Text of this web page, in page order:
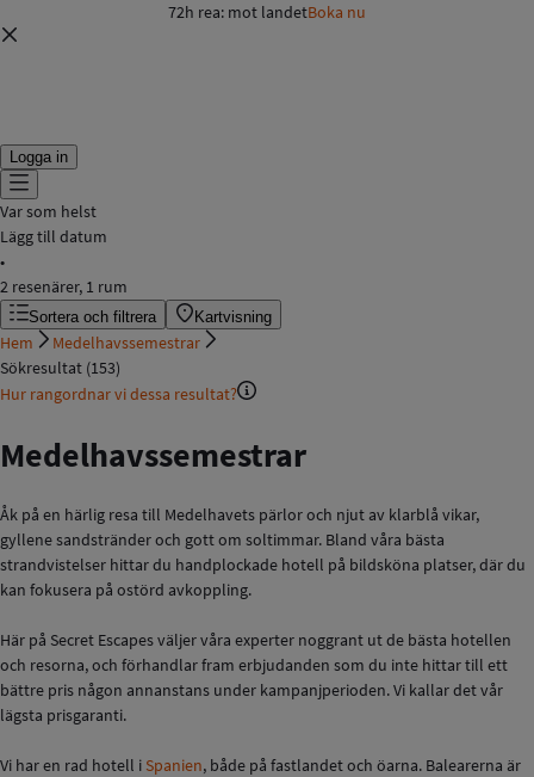
72h rea: mot landetBoka nu
Logga in
Var som helst
Lägg till datum
•
2 resenärer, 1 rum
Sortera och filtrera Kartvisning
Hem
Medelhavssemestrar
Sökresultat (153)
Hur rangordnar vi dessa resultat?
Medelhavssemestrar
Åk på en härlig resa till Medelhavets pärlor och njut av klarblå vikar,
gyllene sandstränder och gott om soltimmar. Bland våra bästa
strandvistelser hittar du handplockade hotell på bildsköna platser, där du
kan fokusera på ostörd avkoppling.
Här på Secret Escapes väljer våra experter noggrant ut de bästa hotellen
och resorna, och förhandlar fram erbjudanden som du inte hittar till ett
bättre pris någon annanstans under kampanjperioden. Vi kallar det vår
lägsta prisgaranti.
Vi har en rad hotell i Spanien, både på fastlandet och öarna. Balearerna är